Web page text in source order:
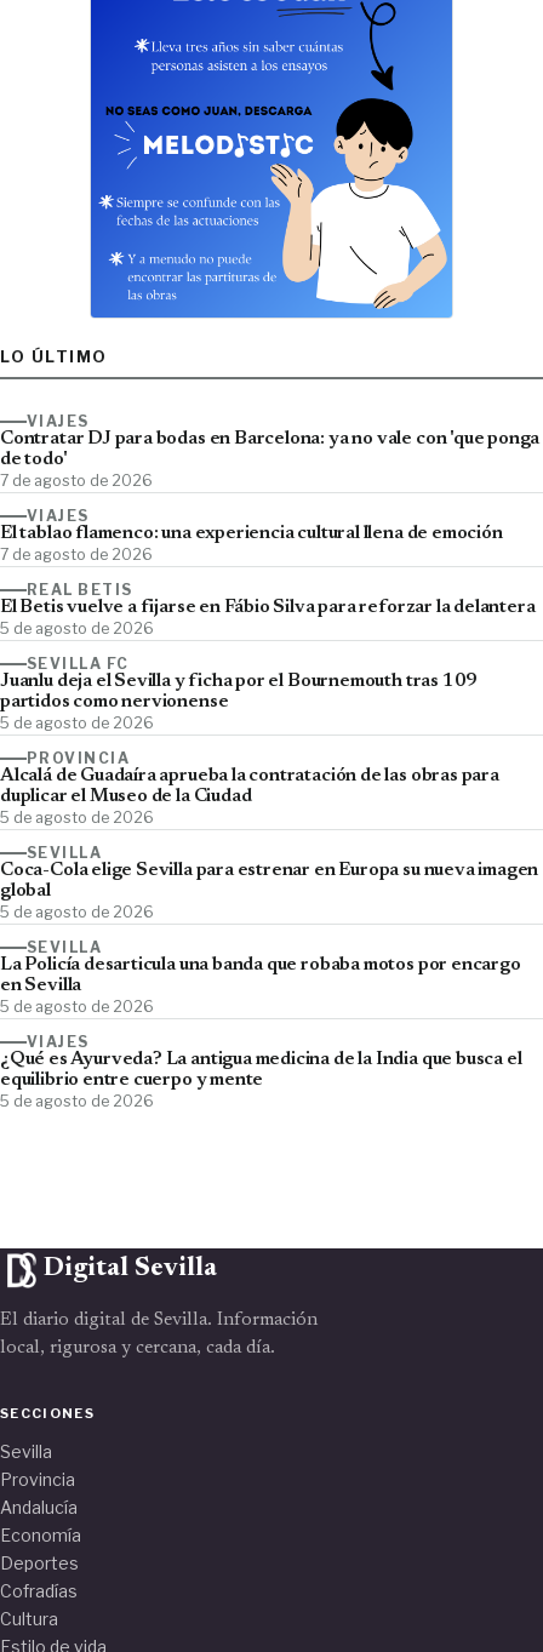
LO ÚLTIMO
VIAJES
Contratar DJ para bodas en Barcelona: ya no vale con 'que ponga
de todo'
7 de agosto de 2026
VIAJES
El tablao flamenco: una experiencia cultural llena de emoción
7 de agosto de 2026
REAL BETIS
El Betis vuelve a fijarse en Fábio Silva para reforzar la delantera
5 de agosto de 2026
SEVILLA FC
Juanlu deja el Sevilla y ficha por el Bournemouth tras 109
partidos como nervionense
5 de agosto de 2026
PROVINCIA
Alcalá de Guadaíra aprueba la contratación de las obras para
duplicar el Museo de la Ciudad
5 de agosto de 2026
SEVILLA
Coca-Cola elige Sevilla para estrenar en Europa su nueva imagen
global
5 de agosto de 2026
SEVILLA
La Policía desarticula una banda que robaba motos por encargo
en Sevilla
5 de agosto de 2026
VIAJES
¿Qué es Ayurveda? La antigua medicina de la India que busca el
equilibrio entre cuerpo y mente
5 de agosto de 2026
Digital Sevilla
El diario digital de Sevilla. Información
local, rigurosa y cercana, cada día.
SECCIONES
Sevilla
Provincia
Andalucía
Economía
Deportes
Cofradías
Cultura
Estilo de vida